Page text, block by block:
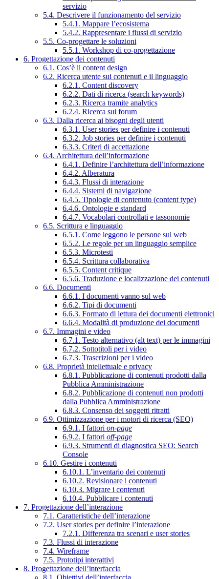
servizio
5.4. Descrivere il funzionamento del servizio
5.4.1. Mappare l’ecosistema
5.4.2. Rappresentare i flussi di servizio
5.5. Co-progettare le soluzioni
5.5.1. Workshop di co-progettazione
6. Progettazione dei contenuti
6.1. Cos’è il content design
6.2. Ricerca utente sui contenuti e il linguaggio
6.2.1. Content discovery
6.2.2. Dati di ricerca (search keywords)
6.2.3. Ricerca tramite analytics
6.2.4. Ricerca sui forum
6.3. Dalla ricerca ai bisogni degli utenti
6.3.1. User stories per definire i contenuti
6.3.2. Job stories per definire i contenuti
6.3.3. Criteri di accettazione
6.4. Architettura dell’informazione
6.4.1. Definire l’architettura dell’informazione
6.4.2. Alberatura
6.4.3. Flussi di interazione
6.4.4. Sistemi di navigazione
6.4.5. Tipologie di contenuto (content type)
6.4.6. Ontologie e standard
6.4.7. Vocabolari controllati e tassonomie
6.5. Scrittura e linguaggio
6.5.1. Come leggono le persone sul web
6.5.2. Le regole per un linguaggio semplice
6.5.3. Microtesti
6.5.4. Scrittura collaborativa
6.5.5. Content critique
6.5.6. Traduzione e localizzazione dei contenuti
6.6. Documenti
6.6.1. I documenti vanno sul web
6.6.2. Tipi di documenti
6.6.3. Formato di lettura dei documenti elettronici
6.6.4. Modalità di produzione dei documenti
6.7. Immagini e video
6.7.1. Testo alternativo (alt text) per le immagini
6.7.2. Sottotitoli per i video
6.7.3. Trascrizioni per i video
6.8. Proprietà intellettuale e privacy
6.8.1. Pubblicazione di contenuti prodotti dalla
Pubblica Amministrazione
6.8.2. Pubblicazione di contenuti non prodotti
dalla Pubblica Amministrazione
6.8.3. Consenso dei soggetti ritratti
6.9. Ottimizzazione per i motori di ricerca (SEO)
6.9.1. I fattori on-page
6.9.2. I fattori off-page
6.9.3. Strumenti di diagnostica SEO: Search
Console
6.10. Gestire i contenuti
6.10.1. L’inventario dei contenuti
6.10.2. Revisionare i contenuti
6.10.3. Migrare i contenuti
6.10.4. Pubblicare i contenuti
7. Progettazione dell’interazione
7.1. Caratteristiche dell’interazione
7.2. User stories per definire l’interazione
7.2.1. Differenza tra scenari e user stories
7.3. Flussi di interazione
7.4. Wireframe
7.5. Prototipi interattivi
8. Progettazione dell’interfaccia
8.1. Obiettivi dell’interfaccia